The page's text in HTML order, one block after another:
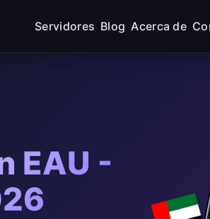
Servidores Blog Acerca de
EAU -